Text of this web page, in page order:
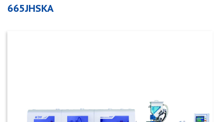
665JHSKA